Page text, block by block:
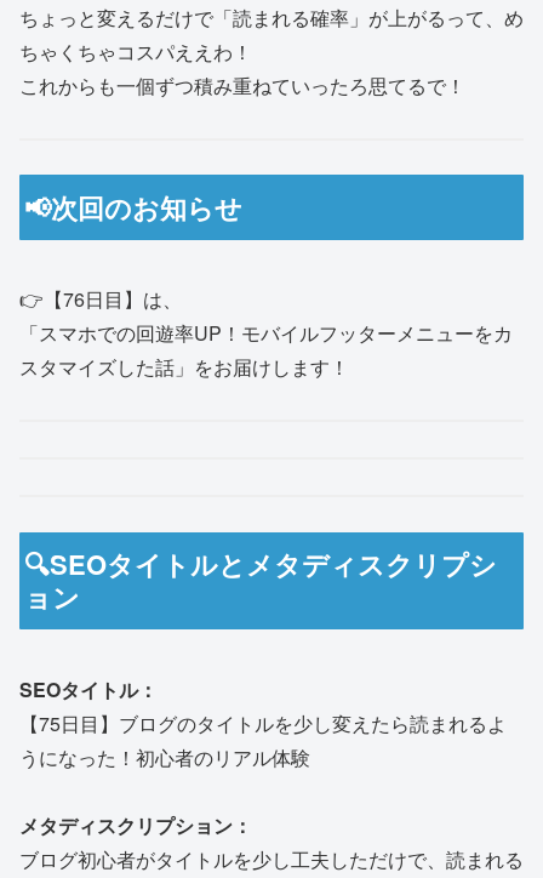
ちょっと変えるだけで「読まれる確率」が上がるって、め
ちゃくちゃコスパええわ！
これからも一個ずつ積み重ねていったろ思てるで！
📢次回のお知らせ
👉【76日目】は、
「スマホでの回遊率UP！モバイルフッターメニューをカ
スタマイズした話」をお届けします！
🔍SEOタイトルとメタディスクリプシ
ョン
SEOタイトル：
【75日目】ブログのタイトルを少し変えたら読まれるよ
うになった！初心者のリアル体験
メタディスクリプション：
ブログ初心者がタイトルを少し工夫しただけで、読まれる